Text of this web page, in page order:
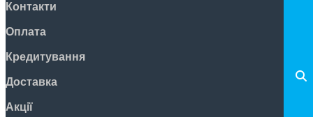
Контакти
Оплата
Кредитування
Доставка
Акції